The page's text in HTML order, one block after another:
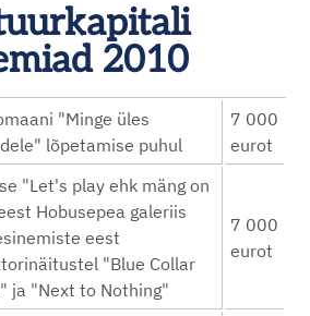
2010
"Minge üles
lõpetamise puhul
7 000
eurot
"Let's play ehk mäng on
Hobusepea galeriis
eest
"Blue Collar
ja "Next to Nothing"
7 000
eurot